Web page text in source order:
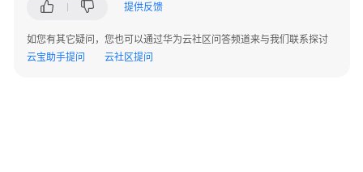
指
南
提供反馈
如您有其它疑问，您也可以通过华为云社区问答频道来与我们联系探讨
云宝助手提问
云社区提问